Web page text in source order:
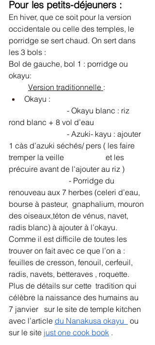
Pour les petits-déjeuners :
En hiver, que ce soit pour la version
occidentale ou celle des temples, le
porridge se sert chaud. On sert dans
les 3 bols :
Bol de gauche, bol 1 : porridge ou
okayu:
Version traditionnelle :
rond blanc + 8 vol d’eau
1 càs d’azuki séchés/ pers ( les faire
tremper la veille 			et les
précuire avant de l'ajouter au riz )
renouveau aux 7 herbes (celeri d’eau,
bourse à pasteur,  gnaphalium, mouron
des oiseaux,téton de vénus, navet,
Comme il est difficile de toutes les
trouver on fait avec ce que l’on a :
feuilles de cresson, fenouil, cerfeuil,
radis, navets, betteraves , roquette.
Plus de détails sur cette  tradition qui
célèbre la naissance des humains au
7 janvier   sur le site de temple kitchen
avec l’article du Nanakusa okayu
ou
sur le site just one cook book .